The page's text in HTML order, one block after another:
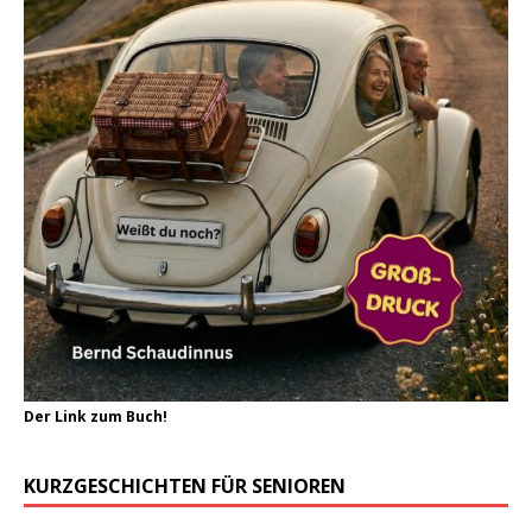
Der Link zum Buch!
KURZGESCHICHTEN FÜR SENIOREN